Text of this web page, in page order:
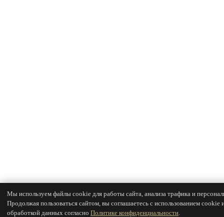
Мы используем файлы cookie для работы сайта, анализа трафика и
Продолжая пользоваться сайтом, вы соглашаетесь с использованием cookie
обработкой данных согласно Политике конфиденциальности.